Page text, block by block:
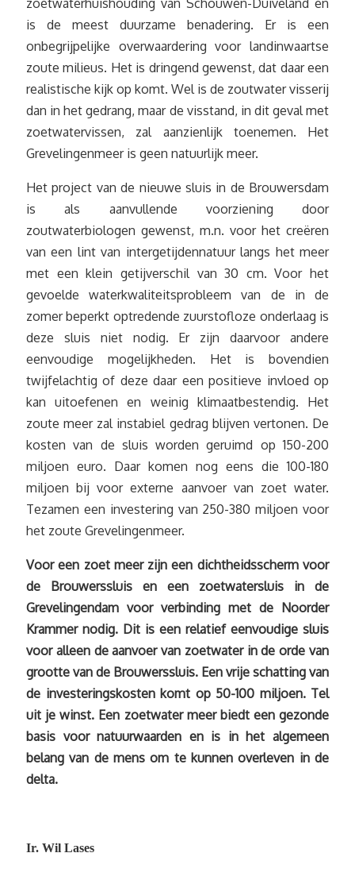
zoetwaterhuishouding van Schouwen-Duiveland en
is de meest duurzame benadering. Er is een
onbegrijpelijke overwaardering voor landinwaartse
zoute milieus. Het is dringend gewenst, dat daar een
realistische kijk op komt. Wel is de zoutwater visserij
dan in het gedrang, maar de visstand, in dit geval met
zoetwatervissen, zal aanzienlijk toenemen. Het
Grevelingenmeer is geen natuurlijk meer.
Het project van de nieuwe sluis in de Brouwersdam
is als aanvullende voorziening door
zoutwaterbiologen gewenst, m.n. voor het creëren
van een lint van intergetijdennatuur langs het meer
met een klein getijverschil van 30 cm. Voor het
gevoelde waterkwaliteitsprobleem van de in de
zomer beperkt optredende zuurstofloze onderlaag is
deze sluis niet nodig. Er zijn daarvoor andere
eenvoudige mogelijkheden. Het is bovendien
twijfelachtig of deze daar een positieve invloed op
kan uitoefenen en weinig klimaatbestendig. Het
zoute meer zal instabiel gedrag blijven vertonen. De
kosten van de sluis worden geruimd op 150-200
miljoen euro. Daar komen nog eens die 100-180
miljoen bij voor externe aanvoer van zoet water.
Tezamen een investering van 250-380 miljoen voor
het zoute Grevelingenmeer.
Voor een zoet meer zijn een dichtheidsscherm voor
de Brouwerssluis en een zoetwatersluis in de
Grevelingendam voor verbinding met de Noorder
Krammer nodig. Dit is een relatief eenvoudige sluis
voor alleen de aanvoer van zoetwater in de orde van
grootte van de Brouwerssluis. Een vrije schatting van
de investeringskosten komt op 50-100 miljoen. Tel
uit je winst. Een zoetwater meer biedt een gezonde
basis voor natuurwaarden en is in het algemeen
belang van de mens om te kunnen overleven in de
delta.
Ir. Wil Lases